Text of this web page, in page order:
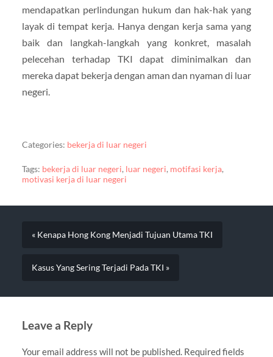
mendapatkan perlindungan hukum dan hak-hak yang
layak di tempat kerja. Hanya dengan kerja sama yang
baik dan langkah-langkah yang konkret, masalah
pelecehan terhadap TKI dapat diminimalkan dan
mereka dapat bekerja dengan aman dan nyaman di luar
negeri.
Categories: bekerja di luar negeri
Tags: bekerja di luar negeri, luar negeri, motifasi kerja,
motivasi kerja di luar negeri
« Kenapa Hong Kong Menjadi Tujuan Utama TKI
Kasus Yang Sering Terjadi Pada TKI »
Leave a Reply
Your email address will not be published. Required fields